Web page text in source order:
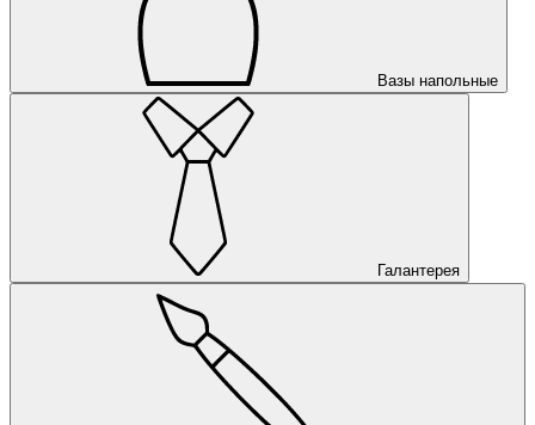
Вазы напольные
Галантерея